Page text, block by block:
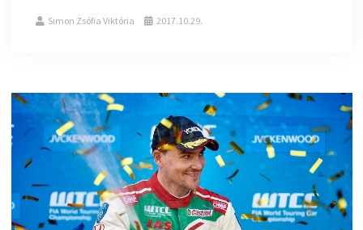
Simon Zsófia Viktória 2017.10.29.